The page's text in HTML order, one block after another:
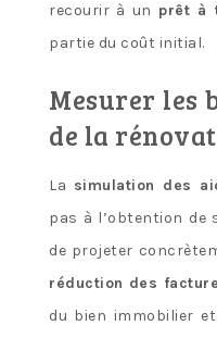
recourir à un prêt à
partie du coût initial.
Mesurer les
de la
La simulation des
pas à l’obtention de
de projeter
réduction des
du bien immobilier et